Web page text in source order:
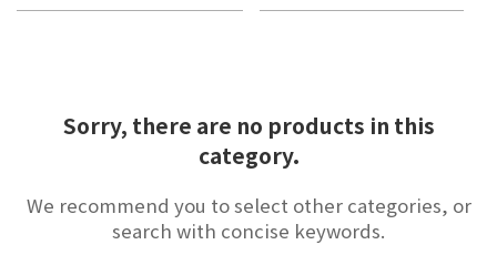
Sorry, there are no products in this
category.
We recommend you to select other categories, or
search with concise keywords.